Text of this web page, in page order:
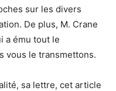
sur les divers
De plus, M. Crane
a ému tout le
vous le transmettons.
sa lettre, cet article